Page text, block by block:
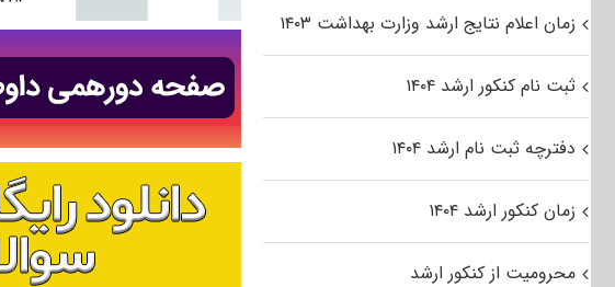
زمان اعلام نتایج ارشد وزارت بهداشت ۱۴۰۳
ثبت نام کنکور ارشد ۱۴۰۴
دفترچه ثبت نام ارشد ۱۴۰۴
زمان کنکور ارشد ۱۴۰۴
محرومیت از کنکور ارشد